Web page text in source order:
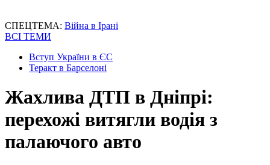
СПЕЦТЕМА: Війна в Ірані
ВСІ ТЕМИ
Вступ України в ЄС
Теракт в Барселоні
Жахлива ДТП в Дніпрі:
перехожі витягли водія з
палаючого авто